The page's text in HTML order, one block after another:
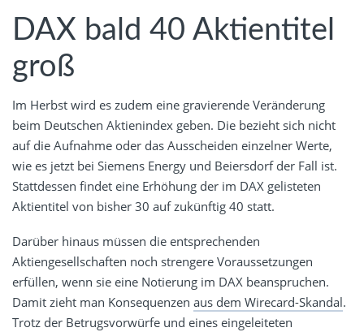
DAX bald 40 Aktientitel
groß
Im Herbst wird es zudem eine gravierende Veränderung
beim Deutschen Aktienindex geben. Die bezieht sich nicht
auf die Aufnahme oder das Ausscheiden einzelner Werte,
wie es jetzt bei Siemens Energy und Beiersdorf der Fall ist.
Stattdessen findet eine Erhöhung der im DAX gelisteten
Aktientitel von bisher 30 auf zukünftig 40 statt.
Darüber hinaus müssen die entsprechenden
Aktiengesellschaften noch strengere Voraussetzungen
erfüllen, wenn sie eine Notierung im DAX beanspruchen.
Damit zieht man Konsequenzen aus dem Wirecard-Skandal.
Trotz der Betrugsvorwürfe und eines eingeleiteten